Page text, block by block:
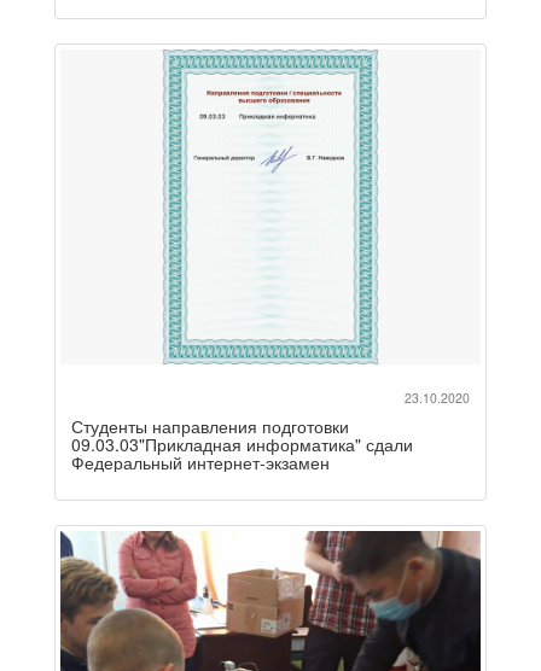
23.10.2020
Студенты направления подготовки
09.03.03"Прикладная информатика" сдали
Федеральный интернет-экзамен